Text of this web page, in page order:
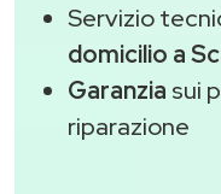
Servizio
domicilio a
Garanzia sui
riparazione